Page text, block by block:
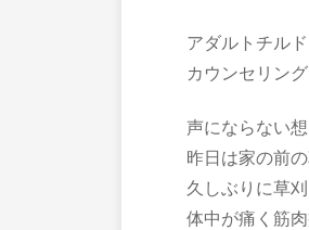
アダルトチル
カウンセリン
声にならない
昨日は家の前
久しぶりに草
体中が痛く筋肉